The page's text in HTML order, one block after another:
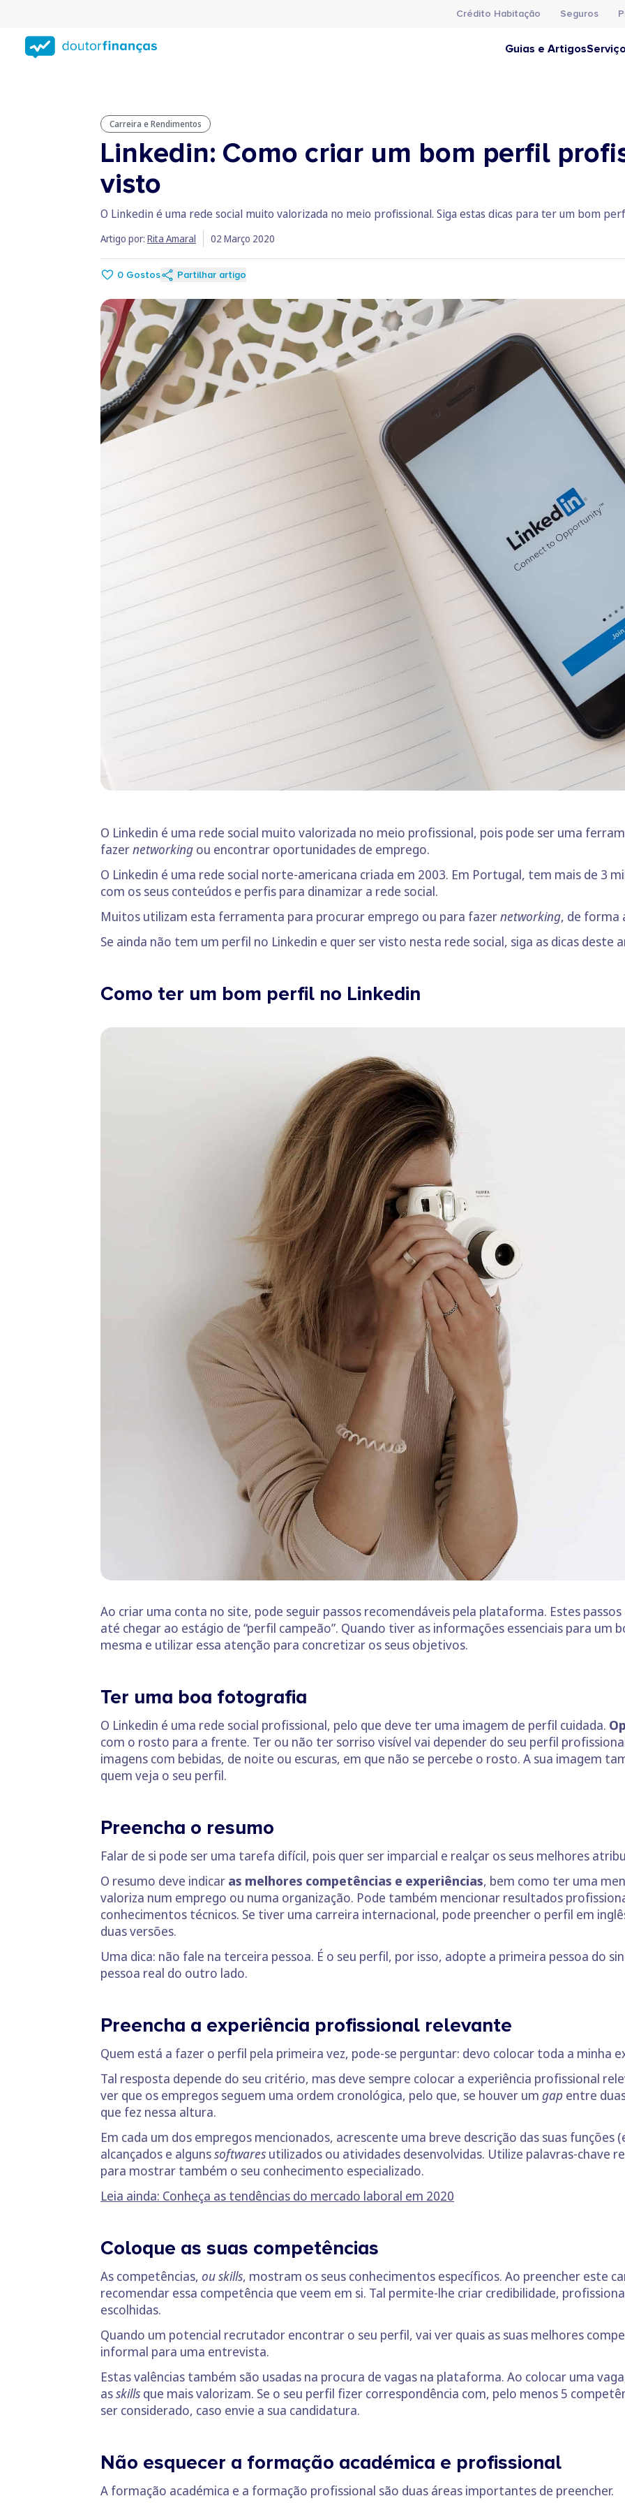
conteúdo
principal
Crédito Habitação Seguros
Guias e Artigos
Carreira e Rendimentos
Linkedin: Como criar um bom perfil
visto
O Linkedin é uma rede social muito valorizada no meio profissional. Siga estas dicas para ter um bom
Artigo por: Rita Amaral 02 Março 2020
0 Gostos Partilhar artigo
O Linkedin é uma rede social muito valorizada no meio profissional, pois pode ser uma
fazernetworking ou encontrar oportunidades de emprego.
O Linkedin é uma rede social norte-americana criada em 2003. Em Portugal, tem mais de 3
com os seus conteúdos e perfis para dinamizar a rede social.
Muitos utilizam esta ferramenta para procurar emprego ou para fazernetworking, de forma
Se ainda não tem um perfil no Linkedin e quer ser visto nesta rede social, siga as dicas deste
Como ter um bom perfil no Linkedin
Ao criar uma conta no site, pode seguir passos recomendáveis pela plataforma. Estes
até chegar ao estágio de “perfil campeão”. Quando tiver as informações essenciais para um
mesma e utilizar essa atenção para concretizar os seus objetivos.
Ter uma boa fotografia
O Linkedin é uma rede social profissional, pelo que deve ter uma imagem de perfil cuidada.
com o rosto para a frente. Ter ou não ter sorriso visível vai depender do seu perfil
imagens com bebidas, de noite ou escuras, em que não se percebe o rosto. A sua imagem
quem veja o seu perfil.
Preencha o resumo
Falar de si pode ser uma tarefa difícil, pois quer ser imparcial e realçar os seus melhores
O resumo deve indicar as melhores competências e experiências, bem como ter uma
valoriza num emprego ou numa organização. Pode também mencionar resultados
conhecimentos técnicos. Se tiver uma carreira internacional, pode preencher o perfil em
duas versões.
Uma dica: não fale na terceira pessoa. É o seu perfil, por isso, adopte a primeira pessoa do
pessoa real do outro lado.
Preencha a experiência profissional relevante
Quem está a fazer o perfil pela primeira vez, pode-se perguntar: devo colocar toda a minha
Tal resposta depende do seu critério, mas deve sempre colocar a experiência profissional
ver que os empregos seguem uma ordem cronológica, pelo que, se houver um gap entre
que fez nessa altura.
Em cada um dos empregos mencionados, acrescente uma breve descrição das suas
alcançados e algunssoftwares utilizados ou atividades desenvolvidas. Utilize palavras-chave
para mostrar também o seu conhecimento especializado.
Leia ainda: Conheça as tendências do mercado laboral em 2020
Coloque as suas competências
As competências, ou skills, mostram os seus conhecimentos específicos. Ao preencher este
recomendar essa competência que veem em si. Tal permite-lhe criar credibilidade,
escolhidas.
Quando um potencial recrutador encontrar o seu perfil, vai ver quais as suas melhores
informal para uma entrevista.
Estas valências também são usadas na procura de vagas na plataforma. Ao colocar uma
asskills que mais valorizam. Se o seu perfil fizer correspondência com, pelo menos 5
ser considerado, caso envie a sua candidatura.
Não esquecer a formação académica e profissional
A formação académica e a formação profissional são duas áreas importantes de preencher.